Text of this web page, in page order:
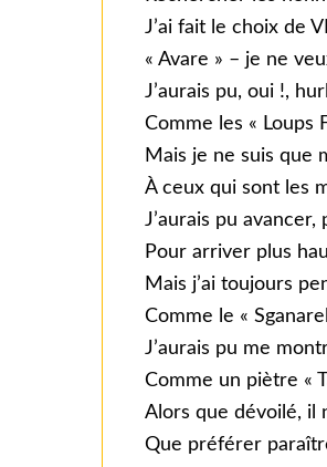
J’ai fait le choix de
« Avare » – je ne
J’aurais pu, oui !,
Comme les « Loups
Mais je ne suis que
À ceux qui sont les
J’aurais pu
Pour arriver plus
Mais j’ai toujours
Comme le «
J’aurais pu me
Comme un piètre «
Alors que dévoilé, il
Que préférer